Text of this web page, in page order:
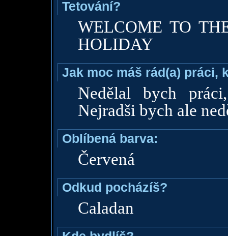
Tetování?
WELCOME TO
HOLIDAY
Jak moc máš rád(a) práci,
Nedělal bych
Nejradši bych ale
Oblíbená barva:
Červená
Odkud pocházíš?
Caladan